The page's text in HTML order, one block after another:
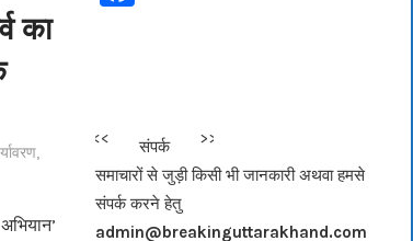
का
,
b
o
o
<<<
संपर्क
>>>
समाचारों से जुड़ी किसी भी जानकारी अथवा हमसे
संपर्क करने हेतु
admin@breakinguttarakhand.com